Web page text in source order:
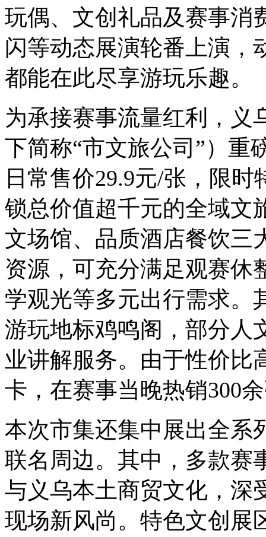
玩偶、文创礼品及赛事消
闪等动态展演轮番上演，
都能在此尽享游玩乐趣。
为承接赛事流量红利，义
下简称“市文旅公司”）重
日常售价29.9元/张，限
锁总价值超千元的全域文
文场馆、品质酒店餐饮三
资源，可充分满足观赛休
学观光等多元出行需求。
游玩地标鸡鸣阁，部分人
业讲解服务。由于性价比
卡，在赛事当晚热销300
本次市集还集中展出全系
联名周边。其中，多款赛
与义乌本土商贸文化，深
现场新风尚。特色文创展